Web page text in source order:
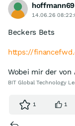
hoffmann69
14.06.26
Beckers Bets
https://
Wobei mir der von
BIT Global Technology
1 1